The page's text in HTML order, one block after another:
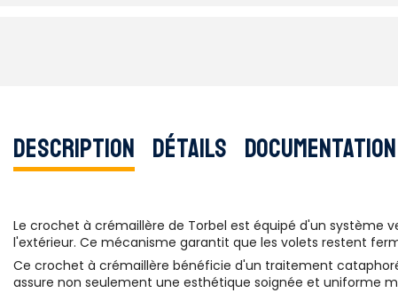
Description Détails Documentation
Le crochet à crémaillère de Torbel est équipé d'un
l'extérieur. Ce mécanisme garantit que les volets restent
Ce crochet à crémaillère bénéficie d'un traitement
assure non seulement une esthétique soignée et uniforme